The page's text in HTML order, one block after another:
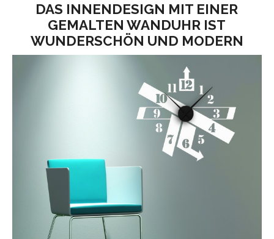
DAS INNENDESIGN MIT EINER
GEMALTEN WANDUHR IST
WUNDERSCHÖN UND MODERN